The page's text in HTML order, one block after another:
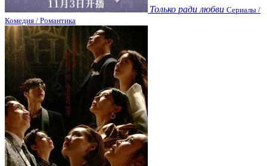
Только ради любви Сериалы /
Комедия / Романтика